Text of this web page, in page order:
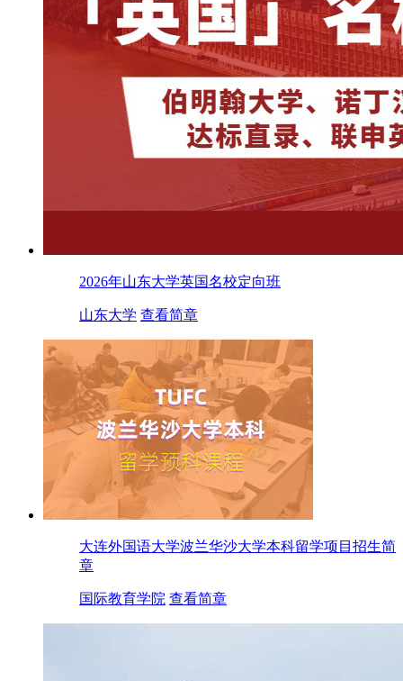
2026年山东大学英国名校定向班
山东大学 查看简章
大连外国语大学波兰华沙大学本科留学项目招生简
章
国际教育学院 查看简章